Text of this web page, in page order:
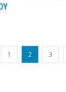
1 2 3